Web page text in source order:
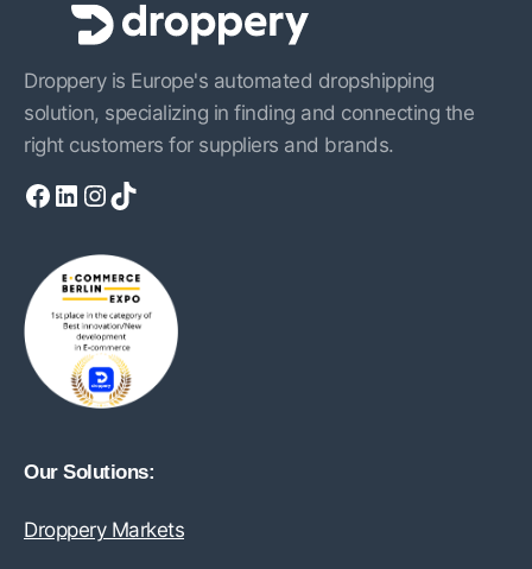
Droppery is Europe's automated dropshipping
solution, specializing in finding and connecting the
right customers for suppliers and brands.
Facebook LinkedIn InstagramTikTok
Our Solutions:
Droppery Markets